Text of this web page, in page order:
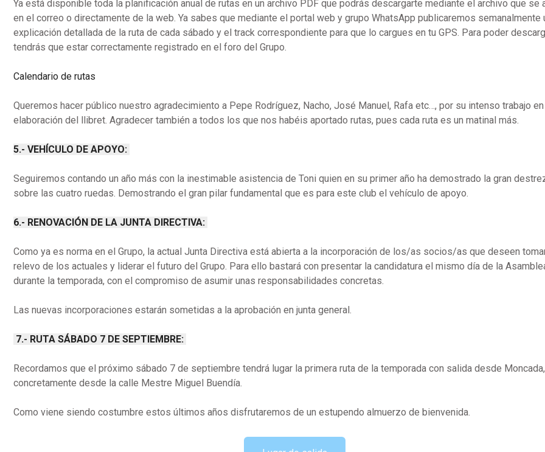
Ya está disponible toda la planificación anual de rutas en un archivo PDF que podrás descargarte mediante el archivo que se
en el correo o directamente de la web. Ya sabes que mediante el portal web y grupo WhatsApp publicaremos semanalmente
explicación detallada de la ruta de cada sábado y el track correspondiente para que lo cargues en tu GPS. Para poder
tendrás que estar correctamente registrado en el foro del Grupo.
Calendario de rutas
Queremos hacer público nuestro agradecimiento a Pepe Rodríguez, Nacho, José Manuel, Rafa etc…, por su intenso trabajo
elaboración del llibret. Agradecer también a todos los que nos habéis aportado rutas, pues cada ruta es un matinal más.
5.- VEHÍCULO DE APOYO:
Seguiremos contando un año más con la inestimable asistencia de Toni quien en su primer año ha demostrado la gran
sobre las cuatro ruedas. Demostrando el gran pilar fundamental que es para este club el vehículo de apoyo.
6.- RENOVACIÓN DE LA JUNTA DIRECTIVA:
Como ya es norma en el Grupo, la actual Junta Directiva está abierta a la incorporación de los/as socios/as que deseen
relevo de los actuales y liderar el futuro del Grupo. Para ello bastará con presentar la candidatura el mismo día de la
durante la temporada, con el compromiso de asumir unas responsabilidades concretas.
Las nuevas incorporaciones estarán sometidas a la aprobación en junta general.
7.- RUTA SÁBADO 7 DE SEPTIEMBRE:
Recordamos que el próximo sábado 7 de septiembre tendrá lugar la primera ruta de la temporada con salida desde Moncada,
concretamente desde la calle Mestre Miguel Buendía.
Como viene siendo costumbre estos últimos años disfrutaremos de un estupendo almuerzo de bienvenida.